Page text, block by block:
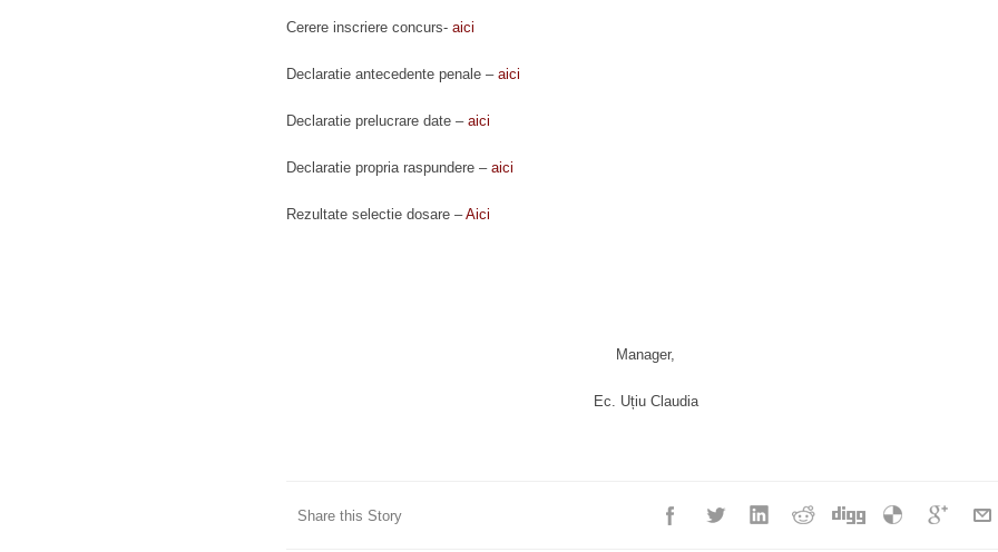
Cerere inscriere concurs- aici
Declaratie antecedente penale – aici
Declaratie prelucrare date – aici
Declaratie propria raspundere – aici
Rezultate selectie dosare –Aici
Manager,
Ec. Uțiu Claudia
Share this Story